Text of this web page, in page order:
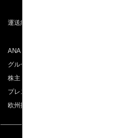
運送約款
ANAグループについて
グループ企業一覧
株主・投資家情報
プレスリリース
欧州採用情報